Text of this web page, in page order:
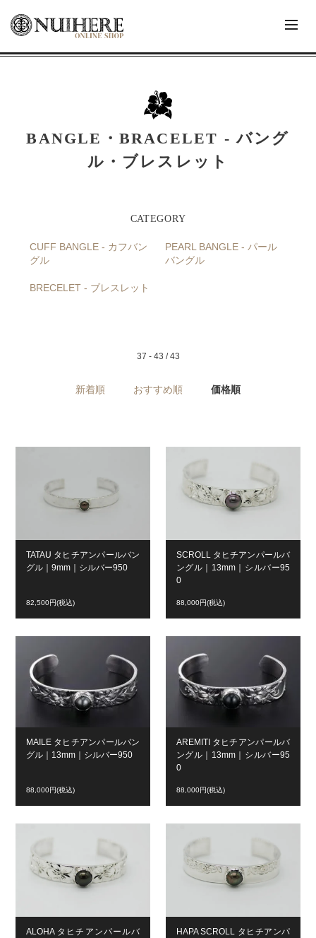
BANGLE・BRACELET - バング
ル・ブレスレット
CUFF BANGLE - カフバン
グル
PEARL BANGLE - パール
バングル
BRECELET - ブレスレット
37 - 43 / 43
新着順 おすすめ順 価格順
TATAU タヒチアンパールバン
グル｜9mm｜シルバー950
82,500円(税込)
SCROLL タヒチアンパールバ
ングル｜13mm｜シルバー95
0
88,000円(税込)
MAILE タヒチアンパールバン
グル｜13mm｜シルバー950
88,000円(税込)
AREMITI タヒチアンパールバ
ングル｜13mm｜シルバー95
0
88,000円(税込)
ALOHA タヒチアンパールバ
HAPA SCROLL タヒチアンパ